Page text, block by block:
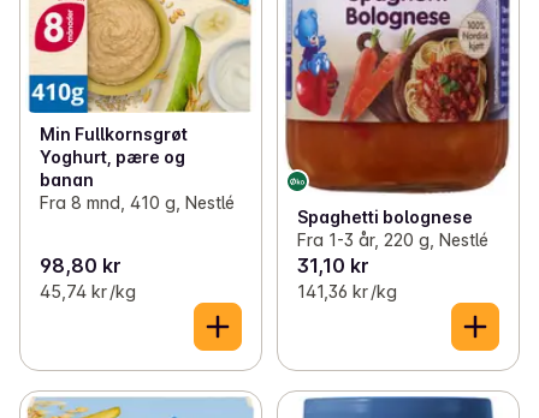
Min Fullkornsgrøt
Yoghurt, pære og
banan
Fra 8 mnd, 410 g, Nestlé
98,80 kr
45,74 kr /kg
Spaghetti bolognese
Fra 1-3 år, 220 g, Nestlé
31,10 kr
141,36 kr /kg